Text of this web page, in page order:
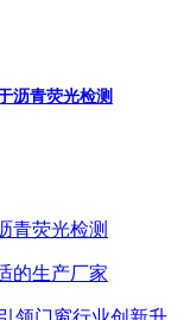
沥青荧光检测
青荧光检测
的生产厂家